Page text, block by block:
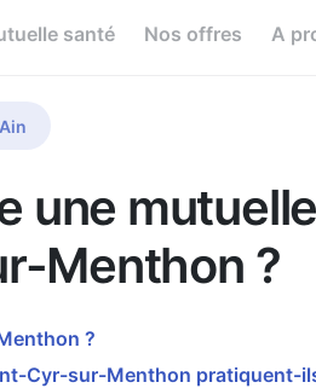
santé Nos offres A
Ain
une
Menthon ?
?
Cyr-sur-Menthon pratiquent-